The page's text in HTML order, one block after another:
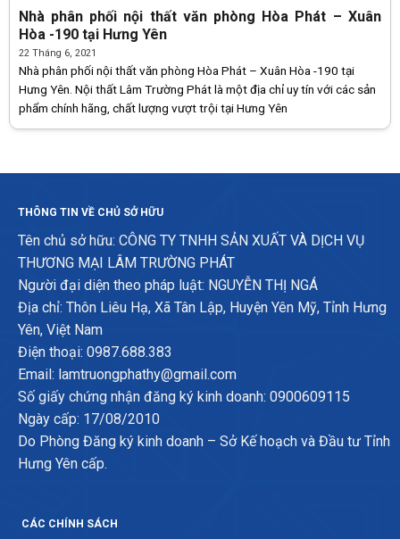
Nhà phân phối nội thất văn phòng Hòa Phát – Xuân
Hòa -190 tại Hưng Yên
22 Tháng 6, 2021
Nhà phân phối nội thất văn phòng Hòa Phát – Xuân Hòa -190 tại
Hưng Yên. Nội thất Lâm Trường Phát là một địa chỉ uy tín với các sản
phẩm chính hãng, chất lượng vượt trội tại Hưng Yên
THÔNG TIN VỀ CHỦ SỞ HỮU
Tên chủ sở hữu: CÔNG TY TNHH SẢN XUẤT VÀ DỊCH VỤ
THƯƠNG MẠI LÂM TRƯỜNG PHÁT
Người đại diện theo pháp luật: NGUYỄN THỊ NGÁ
Địa chỉ: Thôn Liêu Hạ, Xã Tân Lập, Huyện Yên Mỹ, Tỉnh Hưng
Yên, Việt Nam
Điện thoại: 0987.688.383
Email: lamtruongphathy@gmail.com
Số giấy chứng nhận đăng ký kinh doanh: 0900609115
Ngày cấp: 17/08/2010
Do Phòng Đăng ký kinh doanh – Sở Kế hoạch và Đầu tư Tỉnh
Hưng Yên cấp.
CÁC CHÍNH SÁCH